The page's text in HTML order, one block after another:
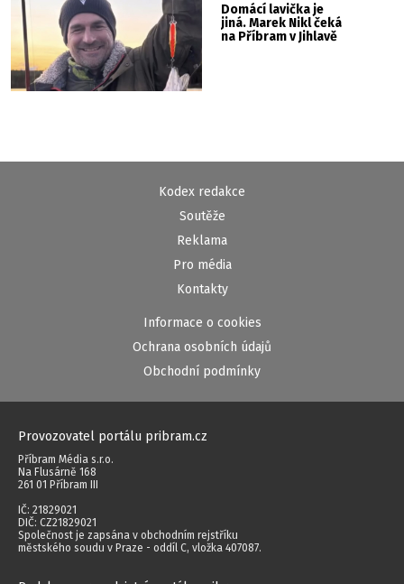
Domácí lavička je
jiná. Marek Nikl čeká
na Příbram v Jihlavě
Kodex redakce
Soutěže
Reklama
Pro média
Kontakty
Informace o cookies
Ochrana osobních údajů
Obchodní podmínky
Provozovatel portálu pribram.cz
Příbram Média s.r.o.
Na Flusárně 168
261 01 Příbram III
IČ: 21829021
DIČ: CZ21829021
Společnost je zapsána v obchodním rejstříku
městského soudu v Praze - oddíl C, vložka 407087.